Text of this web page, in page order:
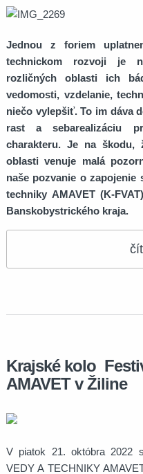
Jednou z foriem
technickom rozvoji je
rozličných oblasti ich
vedomosti, vzdelanie,
niečo vylepšiť. To im dáva
rast a sebarealizáciu
charakteru. Je na
oblasti venuje malá
naše pozvanie o zapojenie
techniky AMAVET (K-
Banskobystrického kraja.
Krajské kolo
AMAVET v Žiline
V piatok 21. októbra 2022
VEDY A TECHNIKY